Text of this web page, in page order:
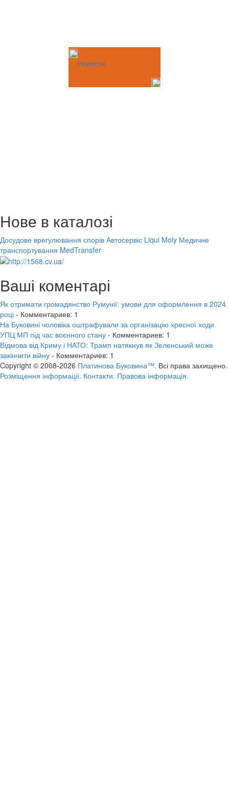
Новости
Нове в каталозі
Досудове врегулювання спорів Автосервіс Liqui Moly Медичне
транспортування MedTransfer
Ваші коментарі
Як отримати громадянство Румунії: умови для оформлення в 2024
році - Комментариев: 1
На Буковині чоловіка оштрафували за організацію хресної ходи
УПЦ МП під час воєнного стану - Комментариев: 1
Відмова від Криму і НАТО: Трамп натякнув як Зеленський може
закінчити війну - Комментариев: 1
Copyright © 2008-2026 Платинова Буковина™. Всі права захищено.
Розміщення інформації. Контакти. Правова інформація.